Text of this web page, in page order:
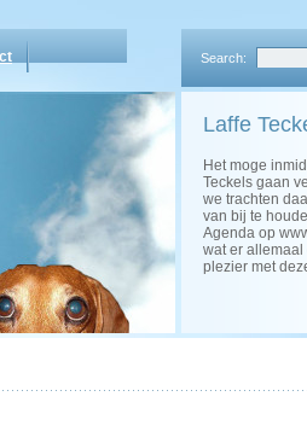
Search:
Laffe
Het moge
Teckels gaan
we trachten
van bij te
Agenda op
wat er allemaal
plezier met